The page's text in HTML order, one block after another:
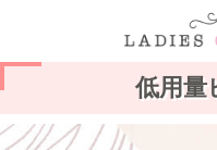
低用量